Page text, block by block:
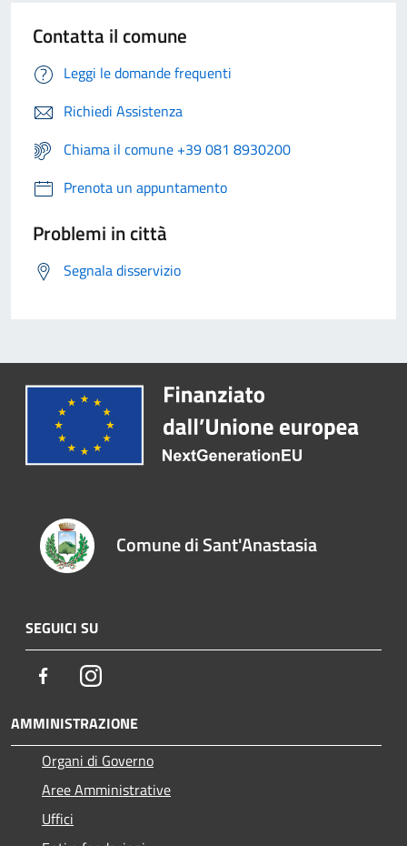
Contatta il comune
Leggi le domande frequenti
Richiedi Assistenza
Chiama il comune +39 081 8930200
Prenota un appuntamento
Problemi in città
Segnala disservizio
Comune di Sant'Anastasia
SEGUICI SU
FacebookInstagram
AMMINISTRAZIONE
Organi di Governo
Aree Amministrative
Uffici